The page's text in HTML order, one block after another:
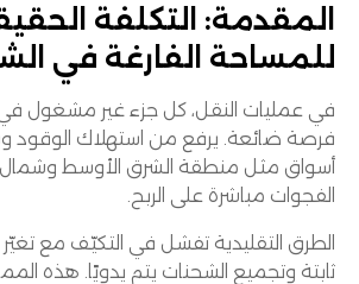
المقدمة: التكلفة
للمساحة الفارغة في
في عمليات النقل، كل جزء غير مشغول
فرصة ضائعة. يرفع من استهلاك الوقود
أسواق مثل منطقة الشرق الأوسط وشمال
الفجوات مباشرة على الربح.
الطرق التقليدية تفشل في التكيّف مع تغيّر
ثابتة وتجميع الشحنات يتم يدويًا. هذه